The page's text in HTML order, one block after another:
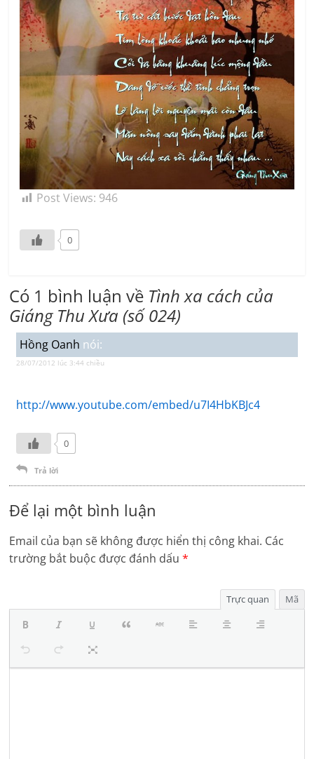
Post Views: 946
0
Có 1 bình luận về Tình xa cách của
Giáng Thu Xưa (số 024)
Hồng Oanh nói:
28/07/2012 lúc 3:44 chiều
http://www.youtube.com/embed/u7I4HbKBJc4
0
Trả lời
Để lại một bình luận
Email của bạn sẽ không được hiển thị công khai. Các
trường bắt buộc được đánh dấu*
Trực quan Mã